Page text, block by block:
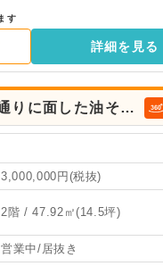
す
詳細を見る
りに面した油そば
3,000,000円(税抜)
2階 / 47.92㎡(14.5坪)
営業中/居抜き